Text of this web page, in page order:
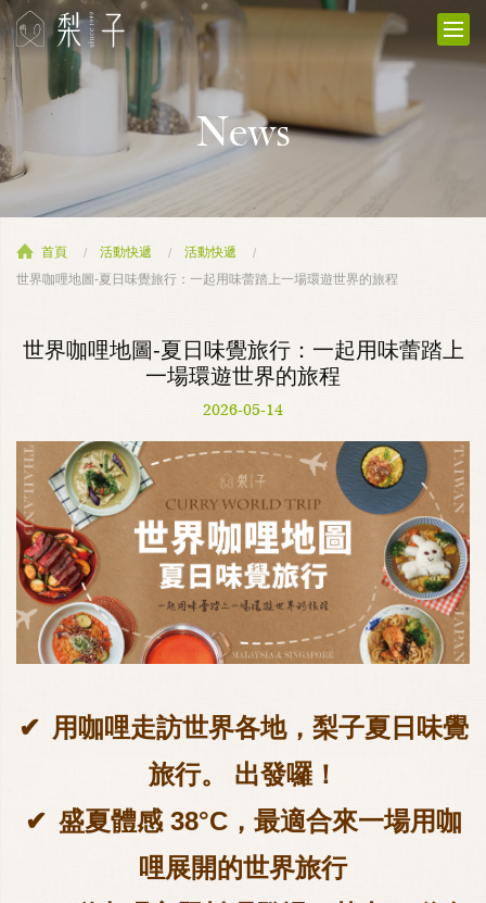
News
首頁 活動快遞
活動快遞
世界咖哩地圖-夏日味覺旅行：一起用味蕾踏上一場環遊世界的旅程
世界咖哩地圖-夏日味覺旅行：一起用味蕾踏上
一場環遊世界的旅程
2026-05-14
✔ 用咖哩走訪世界各地，梨子夏日味覺
旅行。 出發囉！
✔ 盛夏體感 38°C，最適合來一場用咖
哩展開的世界旅行